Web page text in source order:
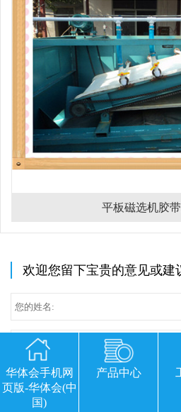
平板磁选机胶
欢迎您留下宝贵的意见或建
华体会手机网
页版-华体会(中
国)
产品中心